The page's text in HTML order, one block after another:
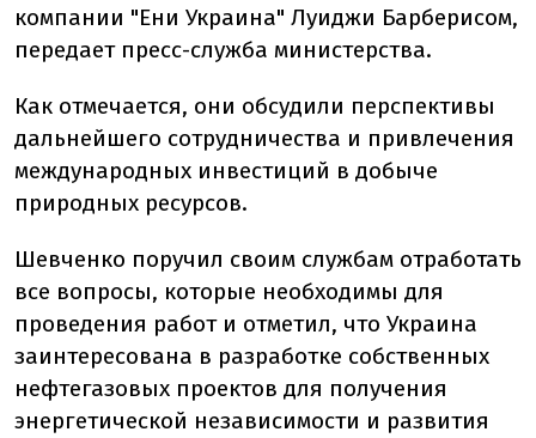
компании "Ени Украина" Луиджи Барберисом,
передает пресс-служба министерства.
Как отмечается, они обсудили перспективы
дальнейшего сотрудничества и привлечения
международных инвестиций в добыче
природных ресурсов.
Шевченко поручил своим службам отработать
все вопросы, которые необходимы для
проведения работ и отметил, что Украина
заинтересована в разработке собственных
нефтегазовых проектов для получения
энергетической независимости и развития